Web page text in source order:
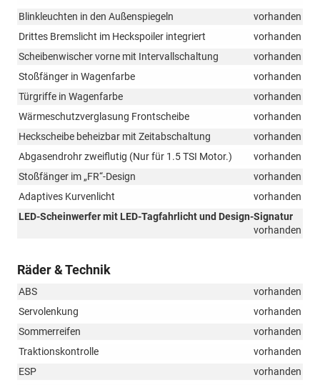
Blinkleuchten in den Außenspiegeln
vorhanden
Drittes Bremslicht im Heckspoiler integriert
vorhanden
Scheibenwischer vorne mit Intervallschaltung
vorhanden
Stoßfänger in Wagenfarbe
vorhanden
Türgriffe in Wagenfarbe
vorhanden
Wärmeschutzverglasung Frontscheibe
vorhanden
Heckscheibe beheizbar mit Zeitabschaltung
vorhanden
Abgasendrohr zweiflutig (Nur für 1.5 TSI Motor.)
vorhanden
Stoßfänger im „FR“-Design
vorhanden
Adaptives Kurvenlicht
vorhanden
LED-Scheinwerfer mit LED-Tagfahrlicht und Design-Signatur
vorhanden
Räder & Technik
ABS
vorhanden
Servolenkung
vorhanden
Sommerreifen
vorhanden
Traktionskontrolle
vorhanden
ESP
vorhanden